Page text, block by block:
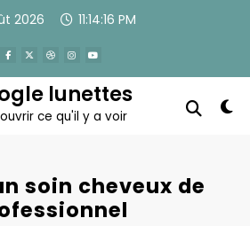
2026 11:14:17 PM
lunettes
ce qu'il y a voir
soin cheveux de